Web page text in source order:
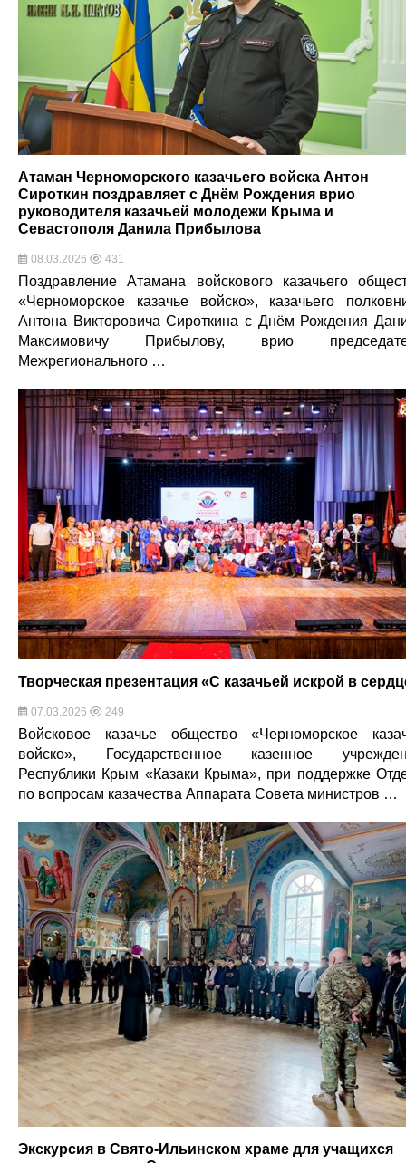
Атаман Черноморского казачьего войска Антон
Сироткин поздравляет с Днём Рождения врио
руководителя казачьей молодежи Крыма и
Севастополя Данила Прибылова
08.03.2026 431
Поздравление Атамана войскового казачьего
«Черноморское казачье войско», казачьего
Антона Викторовича Сироткина с Днём Рождения
Максимовичу Прибылову, врио
Межрегионального …
Творческая презентация «С казачьей искрой в
07.03.2026 249
Войсковое казачье общество «Черноморское
войско», Государственное казенное
Республики Крым «Казаки Крыма», при поддержке
по вопросам казачества Аппарата Совета министров …
Экскурсия в Свято-Ильинском храме для учащихся